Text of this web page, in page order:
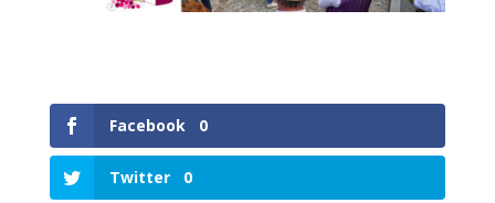
Facebook 0
Twitter 0